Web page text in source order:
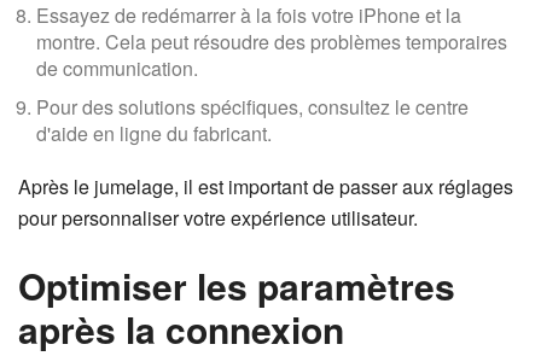
Essayez de redémarrer à la fois votre iPhone et la
montre. Cela peut résoudre des problèmes temporaires
de communication.
Pour des solutions spécifiques, consultez le centre
d'aide en ligne du fabricant.
Après le jumelage, il est important de passer aux réglages
pour personnaliser votre expérience utilisateur.
Optimiser les paramètres
après la connexion